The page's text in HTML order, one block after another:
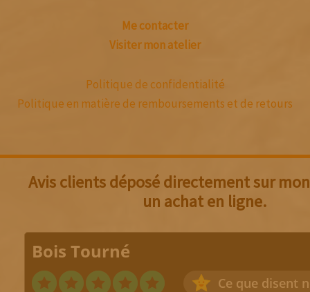
Me contacter
Visiter mon atelier
Politique de confidentialité
Politique en matière de remboursements et de retours
Avis clients déposé directement sur
un achat en ligne.
Bois Tourné
Ce que disent